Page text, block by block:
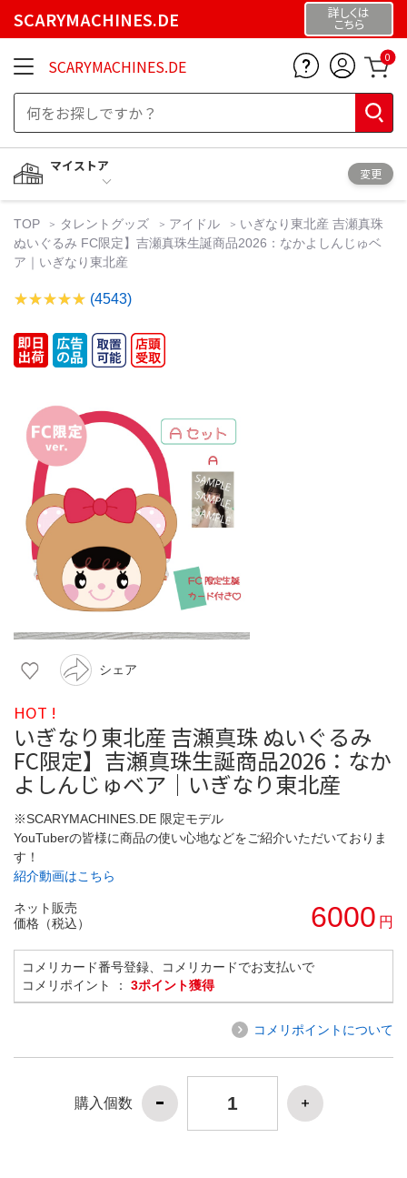
SCARYMACHINES.DE 詳しくは
こちら
SCARYMACHINES.DE 0
マイストア
変更
TOP タレントグッズ アイドル
いぎなり東北産 吉瀬真珠
ぬいぐるみ FC限定】吉瀬真珠生誕商品2026：なかよしんじゅベ
ア｜いぎなり東北産
(4543)
シェア
HOT !
いぎなり東北産 吉瀬真珠 ぬいぐるみ
FC限定】吉瀬真珠生誕商品2026：なか
よしんじゅベア｜いぎなり東北産
※SCARYMACHINES.DE 限定モデル
YouTuberの皆様に商品の使い心地などをご紹介いただいておりま
す！
紹介動画はこちら
ネット販売
価格（税込）
6000 円
コメリカード番号登録、コメリカードでお支払いで
コメリポイント ： 3ポイント獲得
コメリポイントについて
購入個数